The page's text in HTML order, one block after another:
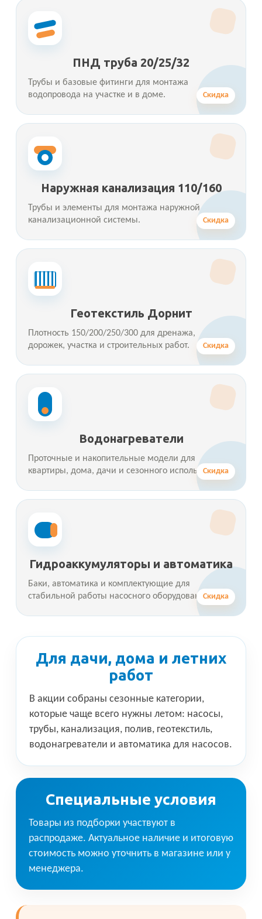
ПНД труба 20/25/32
Трубы и базовые фитинги для монтажа
водопровода на участке и в доме.
Скидка
Наружная канализация 110/160
Трубы и элементы для монтажа наружной
канализационной системы.
Скидка
Геотекстиль Дорнит
Плотность 150/200/250/300 для дренажа,
дорожек, участка и строительных работ.
Скидка
Водонагреватели
Проточные и накопительные модели для
квартиры, дома, дачи и сезонного использования.
Скидка
Гидроаккумуляторы и автоматика
Баки, автоматика и комплектующие для
стабильной работы насосного оборудования.Скидка
Для дачи, дома и летних
работ
В акции собраны сезонные категории,
которые чаще всего нужны летом: насосы,
трубы, канализация, полив, геотекстиль,
водонагреватели и автоматика для насосов.
Специальные условия
Товары из подборки участвуют в
распродаже. Актуальное наличие и итоговую
стоимость можно уточнить в магазине или у
менеджера.